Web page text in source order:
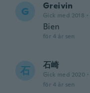
G Greivin
Gick med 2018 ·
Bien
för 4 år sen
石 石崎
Gick med 2020 ·
för 4 år sen